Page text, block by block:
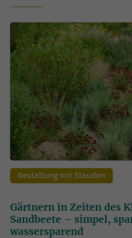
Gestaltung mit Stauden
Gärtnern in Zeiten des
Sandbeete – simpel,
wassersparend